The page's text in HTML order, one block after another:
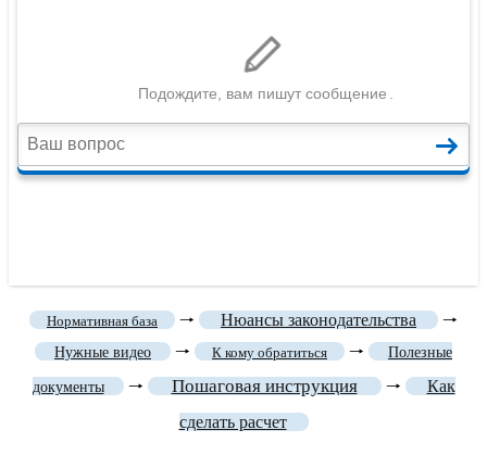
Нормативная база 🠒 Нюансы законодательства 🠒
Нужные видео 🠒 К кому обратиться 🠒 Полезные
документы 🠒 Пошаговая инструкция 🠒
Как
сделать расчет